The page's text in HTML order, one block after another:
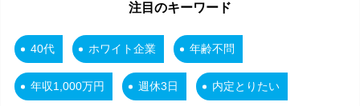
注目のキーワード
40代 ホワイト企業 年齢不問
年収1,000万円 週休3日 内定とりたい